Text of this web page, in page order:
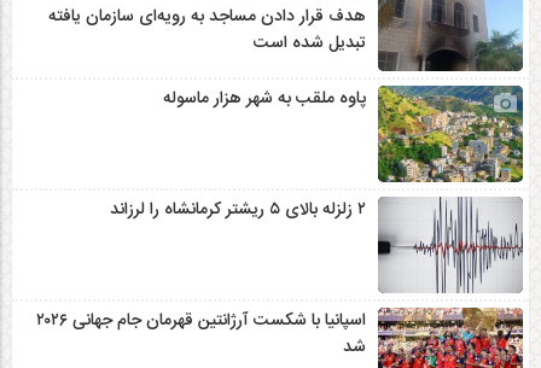
هدف قرار دادن مساجد به رویه‌ای سازمان‌ یافته
تبدیل شده است
پاوه ملقب به شهر هزار ماسوله
۲ زلزله‌ بالای ۵ ریشتر کرمانشاه را لرزاند
اسپانیا با شکست آرژانتین قهرمان جام جهانی ۲۰۲۶
شد